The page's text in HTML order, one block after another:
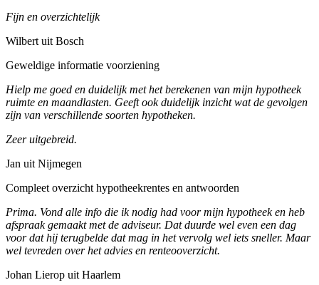
Fijn en overzichtelijk
Wilbert uit Bosch
Geweldige informatie voorziening
Hielp me goed en duidelijk met het berekenen van mijn hypotheek
ruimte en maandlasten. Geeft ook duidelijk inzicht wat de gevolgen
zijn van verschillende soorten hypotheken.
Zeer uitgebreid.
Jan uit Nijmegen
Compleet overzicht hypotheekrentes en antwoorden
Prima. Vond alle info die ik nodig had voor mijn hypotheek en heb
afspraak gemaakt met de adviseur. Dat duurde wel even een dag
voor dat hij terugbelde dat mag in het vervolg wel iets sneller. Maar
wel tevreden over het advies en renteooverzicht.
Johan Lierop uit Haarlem